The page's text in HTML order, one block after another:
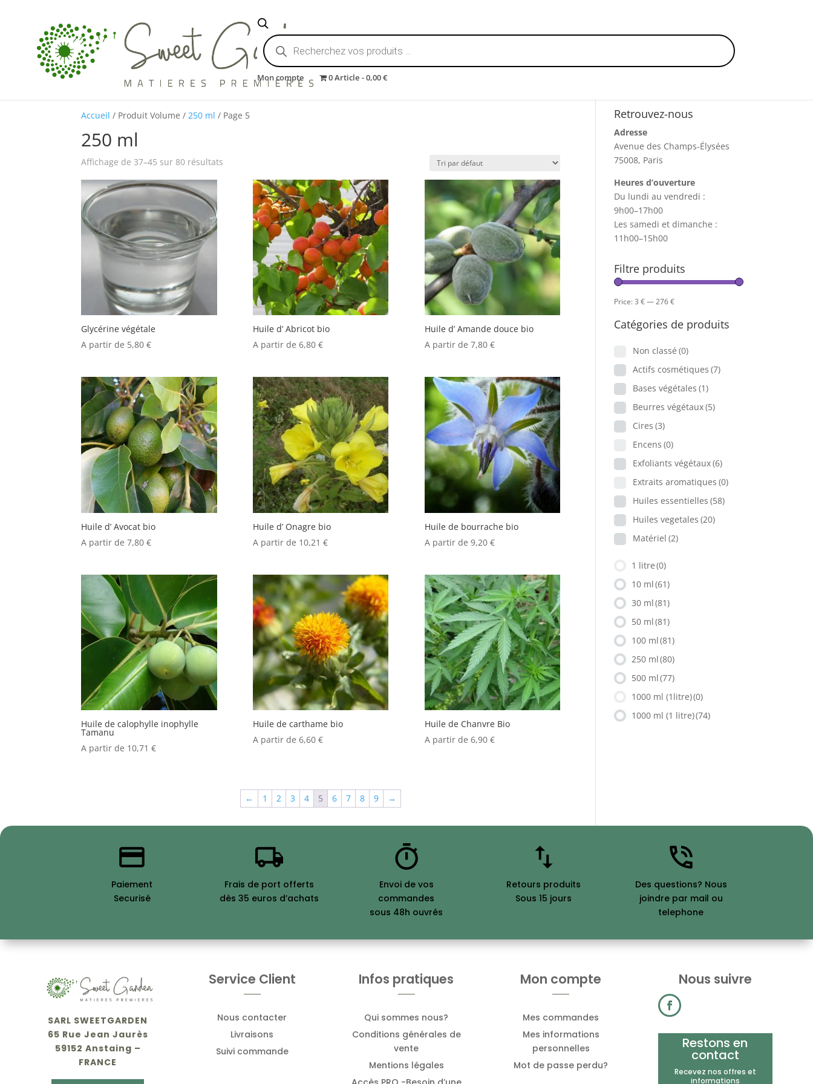
Recherche
de
produits
Mon compte 0 Article 0,00 €
Accueil / Produit Volume /250 ml / Page 5
250 ml
Affichage de 37–45 sur 80 résultats
Glycérine végétale
A partir de 5,80€
Huile d’ Abricot bio
A partir de 6,80 €
Huile d’ Amande douce bio
A partir de 7,80 €
Huile d’ Avocat bio
A partir de7,80€
Huile d’ Onagre bio
A partir de 10,21 €
Huile de bourrache bio
A partir de 9,20 €
Huile de calophylle inophylle
Tamanu
A partir de 10,71€
Huile de carthame bio
A partir de 6,60 €
Huile de Chanvre Bio
A partir de 6,90 €
← 1 2 3 4 5 6 7 8 9 →
Retrouvez-nous
Adresse
Avenue des Champs-Élysées
75008, Paris
Heures d’ouverture
Du lundi au vendredi :
9h00–17h00
Les samedi et dimanche :
11h00–15h00
Filtre produits
Price:3 €—276 €
Catégories de produits
Non classé (0)
Actifs cosmétiques (7)
Bases végétales (1)
Beurres végétaux(5)
Cires (3)
Encens (0)
Exfoliants végétaux(6)
Extraits aromatiques (0)
Huiles essentielles (58)
Huiles vegetales (20)
Matériel (2)
1 litre(0)
10 ml(61)
30 ml(81)
50 ml(81)
100 ml(81)
250 ml(80)
500 ml(77)
1000 ml (1litre)(0)
1000 ml (1 litre)(74)
Paiement
Securisé
Frais de port offerts
dès 35 euros d’achats
Envoi de vos
commandes
sous 48h ouvrés
Retours produits
Sous 15 jours
Des questions? Nous
joindre par mail ou
telephone
SARL SWEETGARDEN
65 Rue Jean Jaurès
59152 Anstaing –
FRANCE
Service Client
Nous contacter
Livraisons
Suivi commande
Infos pratiques
Qui sommes nous?
Conditions générales de
vente
Mentions légales
Mon compte
Mes commandes
Mes informations
personnelles
Mot de passe perdu?
Nous suivre
Restons en
contact
Recevez nos offres et
informations